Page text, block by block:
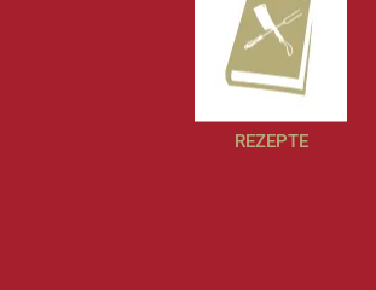
REZEPTE